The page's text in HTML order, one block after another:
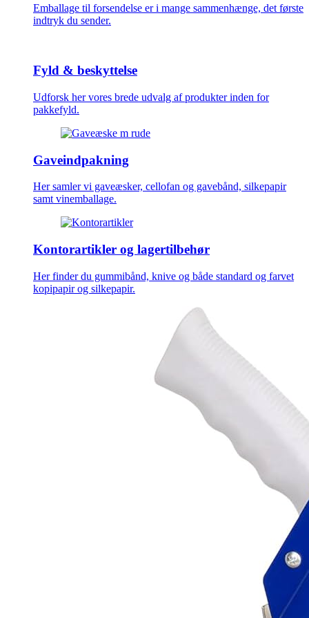
Emballage til forsendelse er i mange sammenhænge, det første
indtryk du sender.
Fyld & beskyttelse
Udforsk her vores brede udvalg af produkter inden for
pakkefyld.
Gaveindpakning
Her samler vi gaveæsker, cellofan og gavebånd, silkepapir
samt vinemballage.
Kontorartikler og lagertilbehør
Her finder du gummibånd, knive og både standard og farvet
kopipapir og silkepapir.